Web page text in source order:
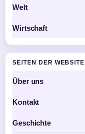
Welt
Wirtschaft
SEITEN DER WEBSITE
Über uns
Kontakt
Geschichte